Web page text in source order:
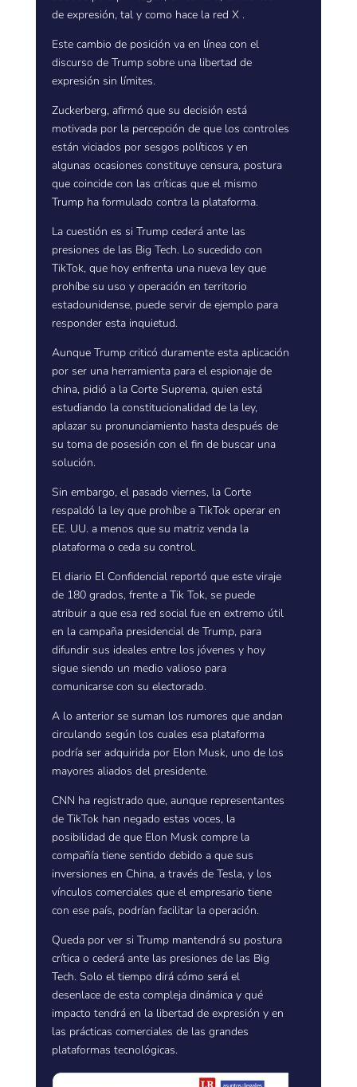
de expresión, tal y como hace la red X .
Este cambio de posición va en línea con el
discurso de Trump sobre una libertad de
expresión sin límites.
Zuckerberg, afirmó que su decisión está
motivada por la percepción de que los controles
están viciados por sesgos políticos y en
algunas ocasiones constituye censura, postura
que coincide con las críticas que el mismo
Trump ha formulado contra la plataforma.
La cuestión es si Trump cederá ante las
presiones de las Big Tech. Lo sucedido con
TikTok, que hoy enfrenta una nueva ley que
prohíbe su uso y operación en territorio
estadounidense, puede servir de ejemplo para
responder esta inquietud.
Aunque Trump criticó duramente esta aplicación
por ser una herramienta para el espionaje de
china, pidió a la Corte Suprema, quien está
estudiando la constitucionalidad de la ley,
aplazar su pronunciamiento hasta después de
su toma de posesión con el fin de buscar una
solución.
Sin embargo, el pasado viernes, la Corte
respaldó la ley que prohíbe a TikTok operar en
EE. UU. a menos que su matriz venda la
plataforma o ceda su control.
El diario El Confidencial reportó que este viraje
de 180 grados, frente a Tik Tok, se puede
atribuir a que esa red social fue en extremo útil
en la campaña presidencial de Trump, para
difundir sus ideales entre los jóvenes y hoy
sigue siendo un medio valioso para
comunicarse con su electorado.
A lo anterior se suman los rumores que andan
circulando según los cuales esa plataforma
podría ser adquirida por Elon Musk, uno de los
mayores aliados del presidente.
CNN ha registrado que, aunque representantes
de TikTok han negado estas voces, la
posibilidad de que Elon Musk compre la
compañía tiene sentido debido a que sus
inversiones en China, a través de Tesla, y los
vínculos comerciales que el empresario tiene
con ese país, podrían facilitar la operación.
Queda por ver si Trump mantendrá su postura
crítica o cederá ante las presiones de las Big
Tech. Solo el tiempo dirá cómo será el
desenlace de esta compleja dinámica y qué
impacto tendrá en la libertad de expresión y en
las prácticas comerciales de las grandes
plataformas tecnológicas.